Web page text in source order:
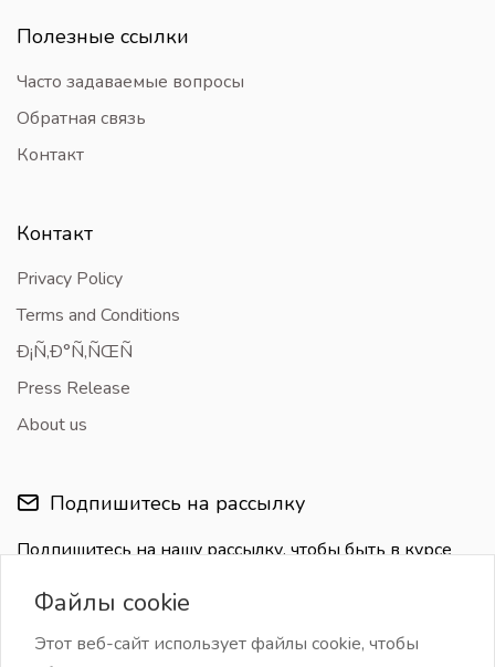
Полезные ссылки
Часто задаваемые вопросы
Обратная связь
Контакт
Контакт
Privacy Policy
Terms and Conditions
Ð¡Ñ‚Ð°Ñ‚ÑŒÑ
Press Release
About us
Подпишитесь на рассылку
Подпишитесь на нашу рассылку, чтобы быть в курсе
Файлы cookie
Этот веб-сайт использует файлы cookie, чтобы